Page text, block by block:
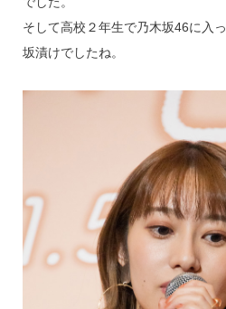
そして高校２年生で乃木坂46に入
坂漬けでしたね。